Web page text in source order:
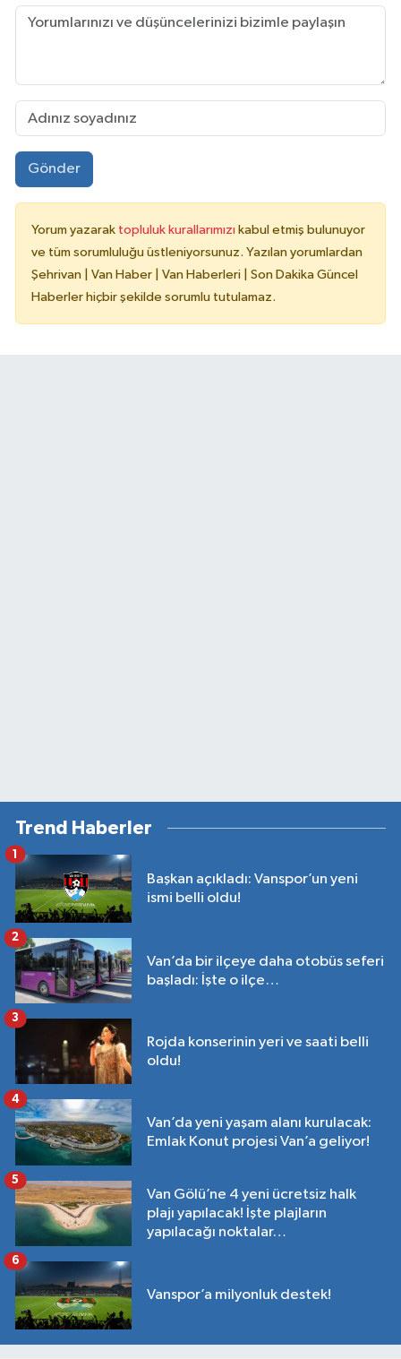
Gönder
Yorum yazarak topluluk kurallarımızı kabul etmiş bulunuyor
ve tüm sorumluluğu üstleniyorsunuz. Yazılan yorumlardan
Şehrivan | Van Haber | Van Haberleri | Son Dakika Güncel
Haberler hiçbir şekilde sorumlu tutulamaz.
Trend Haberler
Başkan açıkladı: Vanspor’un yeni
ismi belli oldu!
1
Van’da bir ilçeye daha otobüs seferi
başladı: İşte o ilçe…
2
Rojda konserinin yeri ve saati belli
oldu!
3
Van’da yeni yaşam alanı kurulacak:
Emlak Konut projesi Van’a geliyor!
4
Van Gölü’ne 4 yeni ücretsiz halk
plajı yapılacak! İşte plajların
yapılacağı noktalar…
5
Vanspor’a milyonluk destek!
6